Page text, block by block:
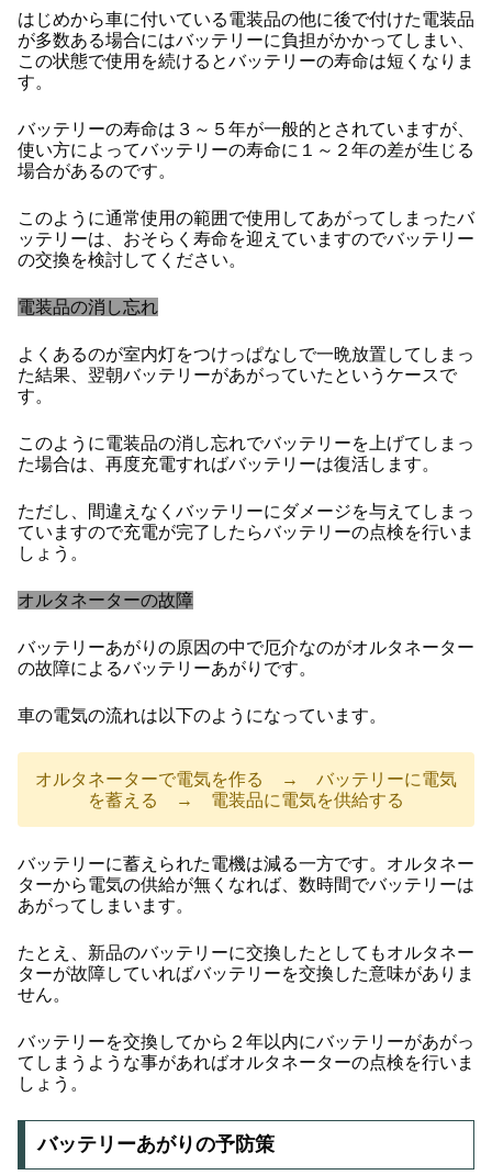
はじめから車に付いている電装品の他に後で付けた電装品
が多数ある場合にはバッテリーに負担がかかってしまい、
この状態で使用を続けるとバッテリーの寿命は短くなりま
す。
バッテリーの寿命は３～５年が一般的とされていますが、
使い方によってバッテリーの寿命に１～２年の差が生じる
場合があるのです。
このように通常使用の範囲で使用してあがってしまったバ
ッテリーは、おそらく寿命を迎えていますのでバッテリー
の交換を検討してください。
電装品の消し忘れ
よくあるのが室内灯をつけっぱなしで一晩放置してしまっ
た結果、翌朝バッテリーがあがっていたというケースで
す。
このように電装品の消し忘れでバッテリーを上げてしまっ
た場合は、再度充電すればバッテリーは復活します。
ただし、間違えなくバッテリーにダメージを与えてしまっ
ていますので充電が完了したらバッテリーの点検を行いま
しょう。
オルタネーターの故障
バッテリーあがりの原因の中で厄介なのがオルタネーター
の故障によるバッテリーあがりです。
車の電気の流れは以下のようになっています。
オルタネーターで電気を作る → バッテリーに電気
を蓄える → 電装品に電気を供給する
バッテリーに蓄えられた電機は減る一方です。オルタネー
ターから電気の供給が無くなれば、数時間でバッテリーは
あがってしまいます。
たとえ、新品のバッテリーに交換したとしてもオルタネー
ターが故障していればバッテリーを交換した意味がありま
せん。
バッテリーを交換してから２年以内にバッテリーがあがっ
てしまうような事があればオルタネーターの点検を行いま
しょう。
バッテリーあがりの予防策